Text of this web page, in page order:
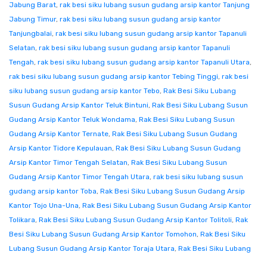
Jabung Barat, rak besi siku lubang susun gudang arsip kantor Tanjung
Jabung Timur, rak besi siku lubang susun gudang arsip kantor
Tanjungbalai, rak besi siku lubang susun gudang arsip kantor Tapanuli
Selatan, rak besi siku lubang susun gudang arsip kantor Tapanuli
Tengah, rak besi siku lubang susun gudang arsip kantor Tapanuli Utara,
rak besi siku lubang susun gudang arsip kantor Tebing Tinggi, rak besi
siku lubang susun gudang arsip kantor Tebo, Rak Besi Siku Lubang
Susun Gudang Arsip Kantor Teluk Bintuni, Rak Besi Siku Lubang Susun
Gudang Arsip Kantor Teluk Wondama, Rak Besi Siku Lubang Susun
Gudang Arsip Kantor Ternate, Rak Besi Siku Lubang Susun Gudang
Arsip Kantor Tidore Kepulauan, Rak Besi Siku Lubang Susun Gudang
Arsip Kantor Timor Tengah Selatan, Rak Besi Siku Lubang Susun
Gudang Arsip Kantor Timor Tengah Utara, rak besi siku lubang susun
gudang arsip kantor Toba, Rak Besi Siku Lubang Susun Gudang Arsip
Kantor Tojo Una-Una, Rak Besi Siku Lubang Susun Gudang Arsip Kantor
Tolikara, Rak Besi Siku Lubang Susun Gudang Arsip Kantor Tolitoli, Rak
Besi Siku Lubang Susun Gudang Arsip Kantor Tomohon, Rak Besi Siku
Lubang Susun Gudang Arsip Kantor Toraja Utara, Rak Besi Siku Lubang